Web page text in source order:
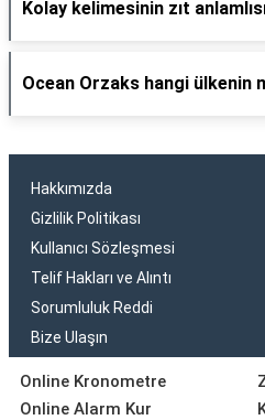
Kolay kelimesinin zıt
Ocean Orzaks hangi ülkenin
Hakkımızda
Gizlilik Politikası
Kullanıcı Sözleşmesi
Telif Hakları ve Alıntı
Sorumluluk Reddi
Bize Ulaşın
Online Kronometre
Online Alarm Kur